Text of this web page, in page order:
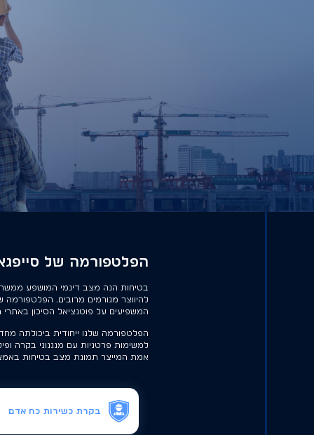
הפלטפורמה של
בטיחות הנה מצב דינמי המושפע
להיווצר מגורמים מרובים.
המשפיעים על פוטנציאל הסיכון באתרי
הפלטפורמה שלנו ייחודית ביכולתה
למשימות פרטניות עם מנגנוני בקרה
אמת המייצר תמונת מצב בטיחות
בקרת כשירות כח אדם